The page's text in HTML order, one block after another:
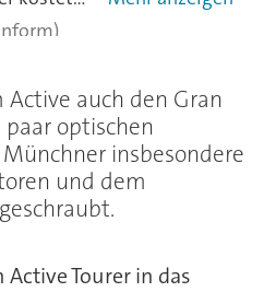
auch den Gran
paar optischen
insbesondere
und dem
Tourer in das